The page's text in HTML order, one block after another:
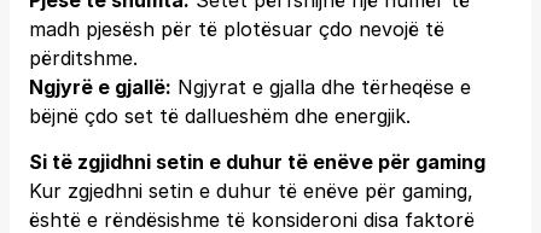
madh pjesësh për të plotësuar çdo nevojë të
përditshme.
Ngjyrë e gjallë: Ngjyrat e gjalla dhe tërheqëse e
bëjnë çdo set të dallueshëm dhe energjik.
Si të zgjidhni setin e duhur të enëve për gaming
Kur zgjedhni setin e duhur të enëve për gaming,
është e rëndësishme të konsideroni disa faktorë